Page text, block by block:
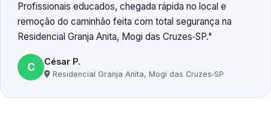
Profissionais educados, chegada rápida no local e
remoção do caminhão feita com total segurança na
Residencial Granja Anita, Mogi das Cruzes‑SP.
C César P.
Residencial Granja Anita, Mogi das Cruzes‑SP